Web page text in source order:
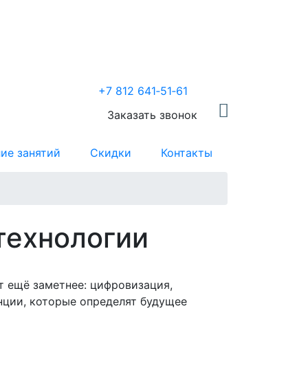
+7 812 641‑51‑61
Заказать звонок
занятий Скидки Контакты
ещё заметнее: цифровизация,
которые определят будущее